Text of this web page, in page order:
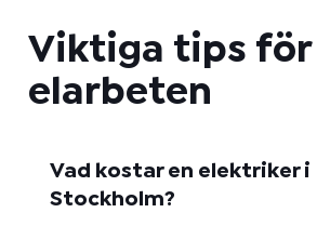
Viktiga tips för
elarbeten
Vad kostar en elektriker i
Stockholm?